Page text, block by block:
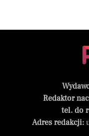
Redaktor
tel. do
Adres redakcji: